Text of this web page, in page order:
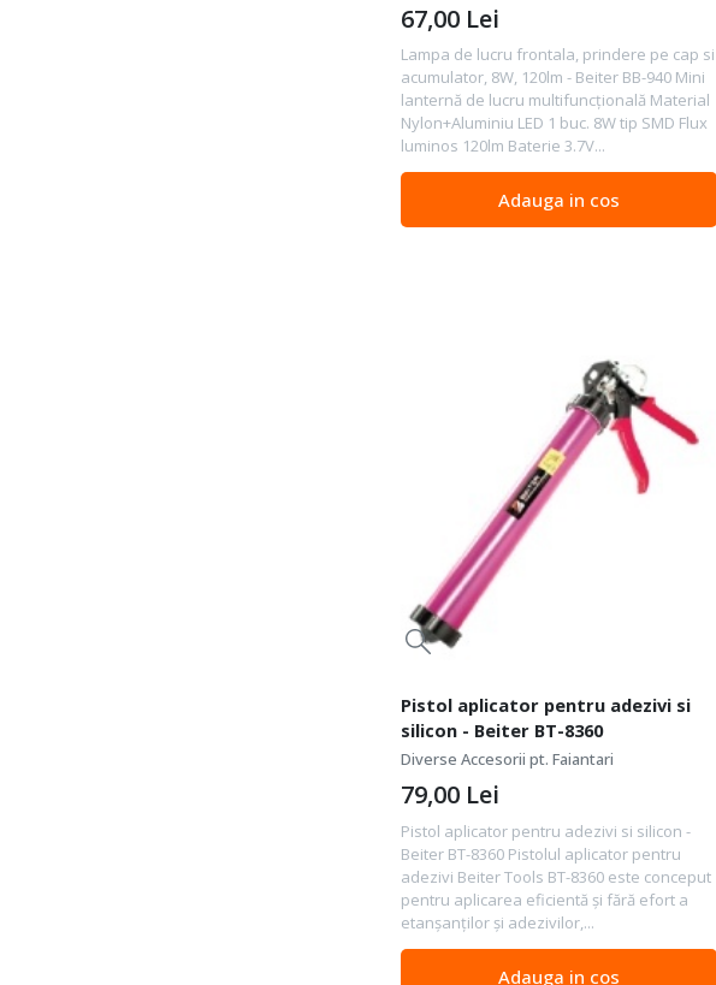
Lampa de lucru frontala, prindere pe cap si
acumulator, 8W, 120lm - Beiter BB-940 Mini
lanternă de lucru multifuncțională Material
Nylon+Aluminiu LED 1 buc. 8W tip SMD Flux
luminos 120lm Baterie 3.7V...
67,00 Lei
Adauga in cos
Pistol aplicator pentru adezivi si
silicon - Beiter BT-8360
Diverse Accesorii pt. Faiantari
Pistol aplicator pentru adezivi si silicon -
Beiter BT-8360 Pistolul aplicator pentru
adezivi Beiter Tools BT-8360 este conceput
pentru aplicarea eficientă și fără efort a
etanșanților și adezivilor,...
79,00 Lei
Adauga in cos